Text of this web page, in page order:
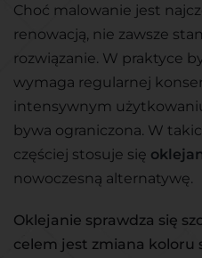
Choć malowanie jest
renowacją, nie zawsze
rozwiązanie. W praktyce
wymaga regularnej
intensywnym
bywa ograniczona. W
częściej stosuje się
nowoczesną alternatywę.
Oklejanie sprawdza się
celem jest zmiana koloru